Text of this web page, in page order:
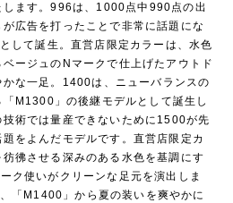
します。996は、1000点中990点の出
広告を打ったことで非常に話題にな
して誕生。直営店限定カラーは、水色
ージュのNマークで仕上げたアウトド
な一足。1400は、ニューバランスの
M1300」の後継モデルとして誕生し
術では量産できないために1500が先
をよんだモデルです。直営店限定カ
彿させる深みのある水色を基調にす
ク使いがクリーンな足元を演出しま
「M1400」から夏の装いを爽やかに